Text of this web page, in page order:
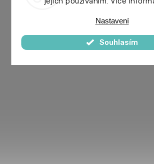
Nastavení
Souhlasím